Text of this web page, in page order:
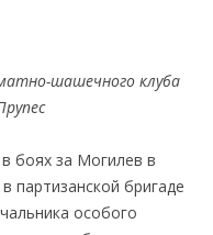
шашечного клуба
боях за Могилев в
партизанской бригаде
особого